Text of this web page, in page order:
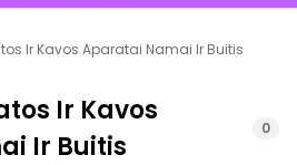
Ir Kavos Aparatai Namai Ir Buitis
Ir Kavos
Ir Buitis
0